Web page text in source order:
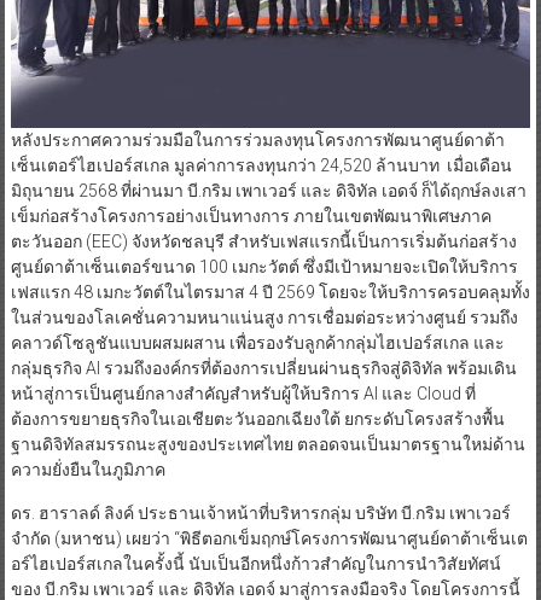
หลังประกาศความร่วมมือในการร่วมลงทุนโครงการพัฒนาศูนย์ดาต้า
เซ็นเตอร์ไฮเปอร์สเกล มูลค่าการลงทุนกว่า 24,520 ล้านบาท เมื่อเดือน
มิถุนายน 2568 ที่ผ่านมา บี.กริม เพาเวอร์ และ ดิจิทัล เอดจ์ ก็ได้ฤกษ์ลงเสา
เข็มก่อสร้างโครงการอย่างเป็นทางการ ภายในเขตพัฒนาพิเศษภาค
ตะวันออก (EEC) จังหวัดชลบุรี สำหรับเฟสแรกนี้เป็นการเริ่มต้นก่อสร้าง
ศูนย์ดาต้าเซ็นเตอร์ขนาด 100 เมกะวัตต์ ซึ่งมีเป้าหมายจะเปิดให้บริการ
เฟสแรก 48 เมกะวัตต์ในไตรมาส 4 ปี 2569 โดยจะให้บริการครอบคลุมทั้ง
ในส่วนของโลเคชั่นความหนาแน่นสูง การเชื่อมต่อระหว่างศูนย์ รวมถึง
คลาวด์โซลูชันแบบผสมผสาน เพื่อรองรับลูกค้ากลุ่มไฮเปอร์สเกล และ
กลุ่มธุรกิจ AI รวมถึงองค์กรที่ต้องการเปลี่ยนผ่านธุรกิจสู่ดิจิทัล พร้อมเดิน
หน้าสู่การเป็นศูนย์กลางสำคัญสำหรับผู้ให้บริการ AI และ Cloud ที่
ต้องการขยายธุรกิจในเอเชียตะวันออกเฉียงใต้ ยกระดับโครงสร้างพื้น
ฐานดิจิทัลสมรรถนะสูงของประเทศไทย ตลอดจนเป็นมาตรฐานใหม่ด้าน
ความยั่งยืนในภูมิภาค
ดร. ฮาราลด์ ลิงค์ ประธานเจ้าหน้าที่บริหารกลุ่ม บริษัท บี.กริม เพาเวอร์
จำกัด (มหาชน) เผยว่า “พิธีตอกเข็มฤกษ์โครงการพัฒนาศูนย์ดาต้าเซ็นเต
อร์ไฮเปอร์สเกลในครั้งนี้ นับเป็นอีกหนึ่งก้าวสำคัญในการนำวิสัยทัศน์
ของ บี.กริม เพาเวอร์ และ ดิจิทัล เอดจ์ มาสู่การลงมือจริง โดยโครงการนี้